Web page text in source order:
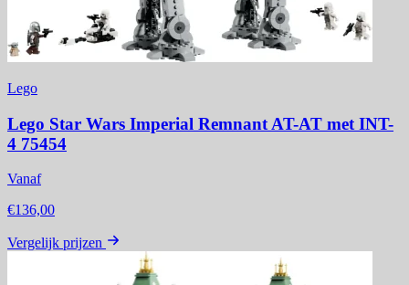
Lego
Lego Star Wars Imperial Remnant AT-AT met INT-
4 75454
Vanaf
€136,00
Vergelijk prijzen